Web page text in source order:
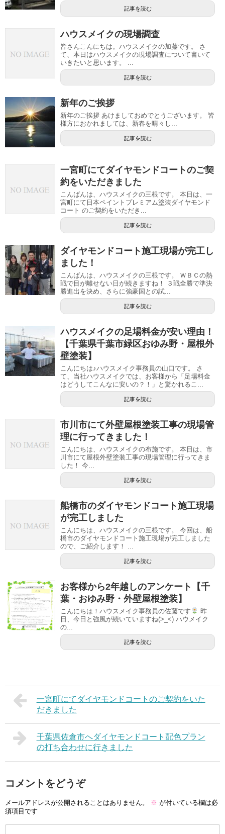
記事を読む
ハウスメイクの現場調査
皆さんこんにちは。ハウスメイクの加藤です。 さ
て、本日はハウスメイクの現場調査について書いて
いきたいと思います。 ...
記事を読む
新年のご挨拶
新年のご挨拶 あけましておめでとうございます。 皆
様方におかれましては、新春を晴々し...
記事を読む
一宮町にてダイヤモンドコートのご契
約をいただきました
こんばんは、ハウスメイクの三根です。 本日は、一
宮町にて日本ペイントプレミアム塗装ダイヤモンド
コート のご契約をいただき...
記事を読む
ダイヤモンドコート施工現場が完工し
ました！
こんばんは、ハウスメイクの三根です。 ＷＢＣの熱
戦で目が離せない日が続きますね！ ３戦全勝で準決
勝進出を決め、さらに強豪国との試...
記事を読む
ハウスメイクの足場料金が安い理由！
【千葉県千葉市緑区おゆみ野・屋根外
壁塗装】
こんにちは♪ハウスメイク事務員の山口です。 さ
て、当社ハウスメイクでは、お客様から「足場料金
はどうしてこんなに安いの？！」と驚かれるこ...
記事を読む
市川市にて外壁屋根塗装工事の現場管
理に行ってきました！
こんにちは、ハウスメイクの布施です。 本日は、市
川市にて屋根外壁塗装工事の現場管理に行ってきま
した！ 今...
記事を読む
船橋市のダイヤモンドコート施工現場
が完工しました
こんにちは、ハウスメイクの三根です。 今回は、船
橋市のダイヤモンドコート施工現場が完工しました
ので、ご紹介します！ ...
記事を読む
お客様から2年越しのアンケート【千
葉・おゆみ野・外壁屋根塗装】
こんにちは！ハウスメイク事務員の佐藤です
昨
日、今日と強風が続いていますね(>_<) ハウメイク
の...
記事を読む
一宮町にてダイヤモンドコートのご契約をいた
だきました
千葉県佐倉市へダイヤモンドコート配色プラン
の打ち合わせに行きました
コメントをどうぞ
メールアドレスが公開されることはありません。 ※ が付いている欄は必
須項目です